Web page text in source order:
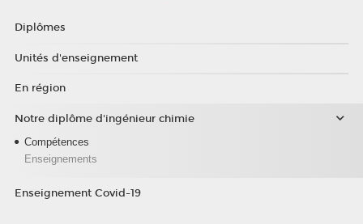
Diplômes
Unités d'enseignement
En région
Notre diplôme d'ingénieur chimie
Compétences
Enseignements
Enseignement Covid-19